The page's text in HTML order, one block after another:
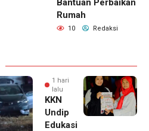
Bantuan Perbaikan
Rumah
10 Redaksi
1 hari
lalu
KKN
Undip
Edukasi